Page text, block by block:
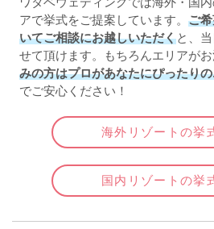
アで挙式をご提案しています。 ご
いてご相談にお越しいただくと、
せて頂けます。もちろんエリアがお
みの方はプロがあなたにぴったり
でご安心ください！
海外リゾートの挙
国内リゾートの挙